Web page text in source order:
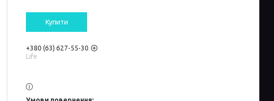
Купити
+380 (63) 627-55-30
Life